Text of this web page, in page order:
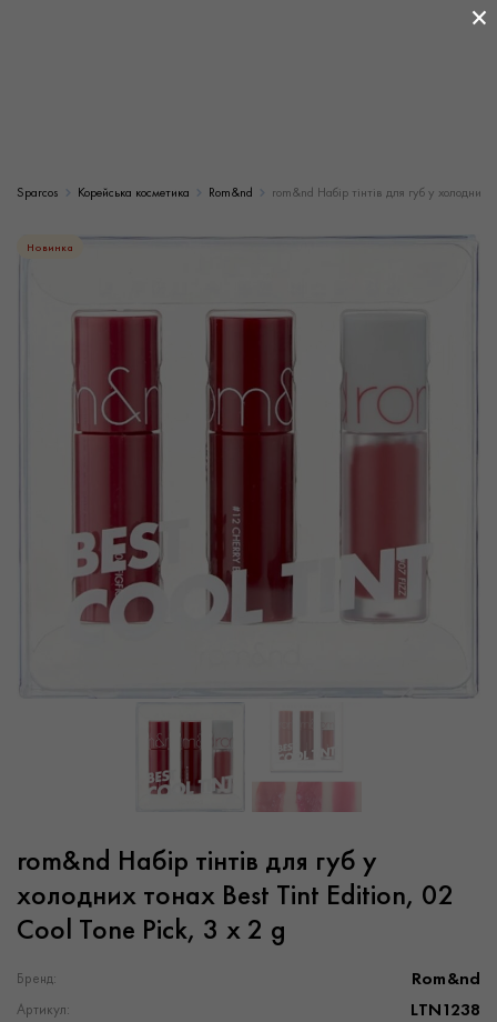
Sparcos Корейська косметика Rom&nd rom&nd Набір тінтів для губ у
Новинка
rom&nd Набір тінтів для губ у
холодних тонах Best Tint Edition, 02
Cool Tone Pick, 3 х 2 g
Бренд: Rom&nd
Артикул: LTN1238
×